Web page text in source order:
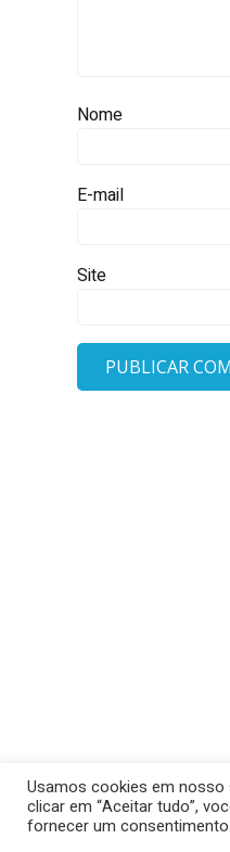
Nome
E-mail
Site
Usamos cookies em nosso
clicar em “Aceitar tudo”,
fornecer um